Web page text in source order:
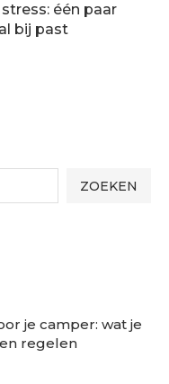
één paar
bij past
ZOEKEN
je camper: wat je
regelen